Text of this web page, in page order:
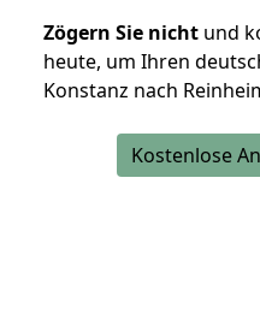
Zögern Sie nicht und
heute, um Ihren
Konstanz nach
Kostenlose